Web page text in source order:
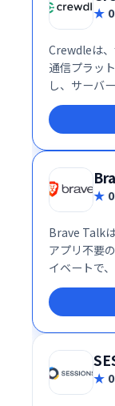
Crewdleは
通信プラッ
し、サーバ
ステムを実
は異なり、
質なコミュ
地球に貢献
Brave Talk
アプリ不要
イベートで
ザだけで手
さい。